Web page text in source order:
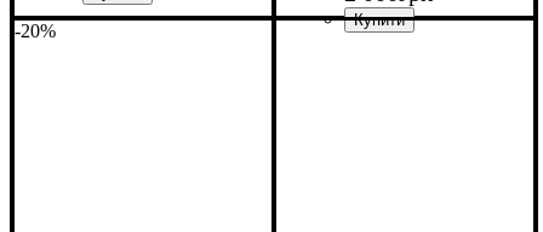
Стать: Унісекс
Виробник: Mikasa
Колір: Синій
-20%